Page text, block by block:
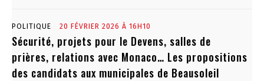
POLITIQUE 20 FÉVRIER 2026 À 16H10
Sécurité, projets pour le Devens, salles de
prières, relations avec Monaco… Les propositions
des candidats aux municipales de Beausoleil